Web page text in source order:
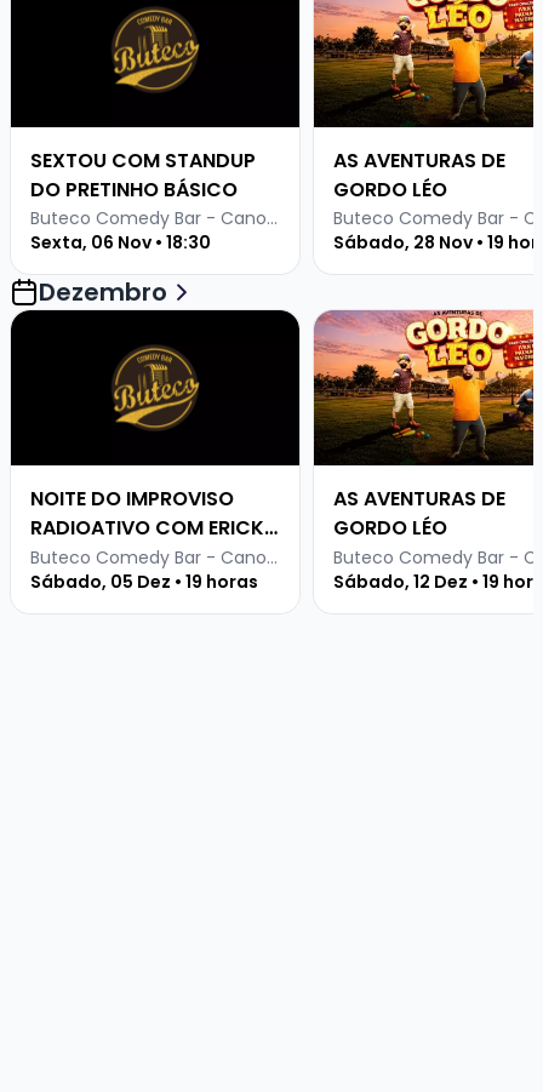
SEXTOU COM STANDUP
DO PRETINHO BÁSICO
Buteco Comedy Bar - Canoas
Sexta, 06 Nov • 18:30
AS AVENTURAS DE
GORDO LÉO
Sábado, 28 Nov • 19
Dezembro
Veja mais sobre NOITE DO IMPROVISO RADIOATIVO
NOITE DO IMPROVISO
RADIOATIVO COM ERICK
CLEPTON E RAPHAEL
GOMES DO PRETINHO
BÁSICO
Buteco Comedy Bar - Canoas
Sábado, 05 Dez • 19 horas
Veja mais sobre AS
AS AVENTURAS DE
GORDO LÉO
Sábado, 12 Dez • 19